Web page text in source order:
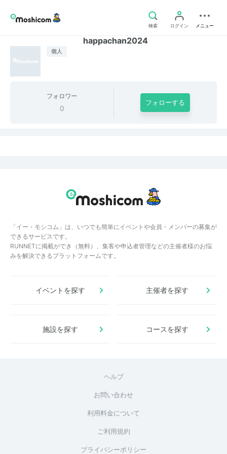
検索 ログイン メニュー
個人
happachan2024
フォロワー
0
フォローする
「イー・モシコム」は、いつでも簡単にイベントや会員・メンバーの募集が
できるサービスです。
RUNNETに掲載ができ（無料）、集客や申込者管理などの主催者様のお悩
みを解決できるプラットフォームです。
イベントを探す 主催者を探す
施設を探す コースを探す
ヘルプ
お問い合わせ
利用料金について
ご利用規約
プライバシーポリシー